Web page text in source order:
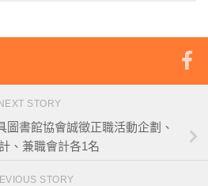
NEXT STORY
圖書館協會誠徵正職活動企劃、
、兼職會計各1名
STORY